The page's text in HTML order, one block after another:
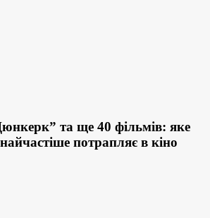
та ще 40 фільмів: яке
потрапляє в кіно